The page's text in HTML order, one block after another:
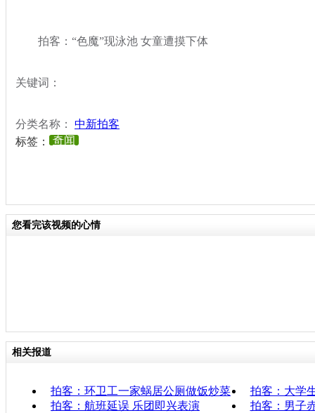
拍客：“色魔”现泳池 女童遭摸下体
关键词：
分类名称： 中新拍客
标签：
奇闻
您看完该视频的心情
相关报道
拍客：环卫工一家蜗居公厕做饭炒菜
拍客：大学
拍客：航班延误 乐团即兴表演
拍客：男子